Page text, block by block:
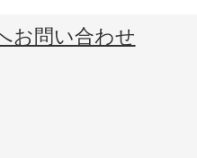
月例会を公開しました！
お問い合わせ